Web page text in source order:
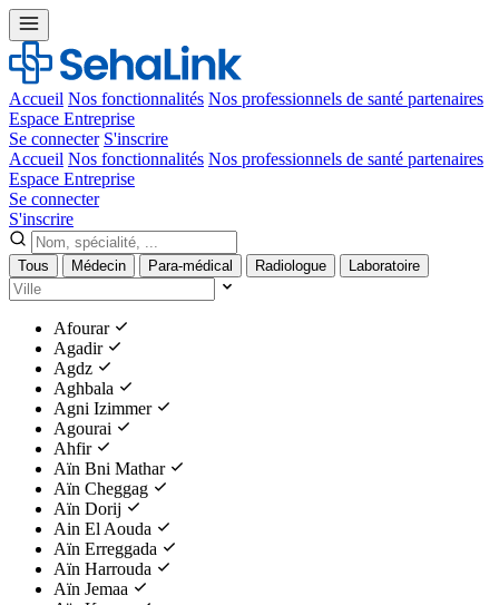
Accueil Nos fonctionnalités Nos professionnels de santé partenaires
Espace Entreprise
Se connecter S'inscrire
Accueil Nos fonctionnalités Nos professionnels de santé partenaires
Espace Entreprise
Se connecter
S'inscrire
Tous Médecin Para-médical Radiologue Laboratoire
Afourar
Agadir
Agdz
Aghbala
Agni Izimmer
Agourai
Ahfir
Aïn Bni Mathar
Aïn Cheggag
Aïn Dorij
Ain El Aouda
Aïn Erreggada
Aïn Harrouda
Aïn Jemaa